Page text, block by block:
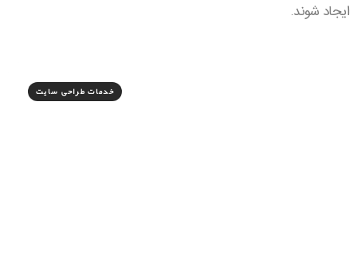
ایجاد شوند.
خدمات طراحی سایت